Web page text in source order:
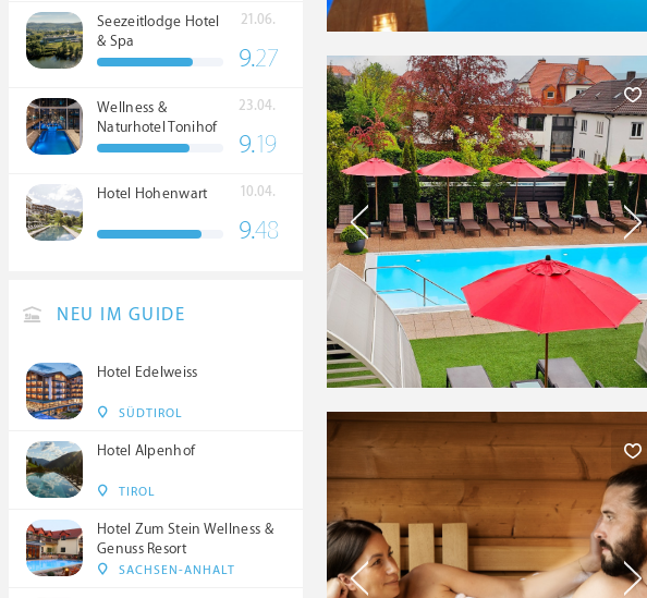
Seezeitlodge Hotel
& Spa
21.06.
9.27
Wellness &
Naturhotel Tonihof
****S
23.04.
9.19
Hotel Hohenwart 10.04.
9.48
NEU IM GUIDE
Hotel Edelweiss
SÜDTIROL
Hotel Alpenhof
TIROL
Hotel Zum Stein Wellness &
Genuss Resort
SACHSEN-ANHALT